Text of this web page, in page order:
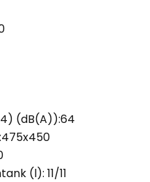
(dB(A)):64
(l): 11/11